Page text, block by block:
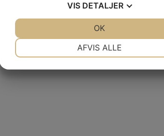
VIS DETALJER
AFVIS ALLE
OK